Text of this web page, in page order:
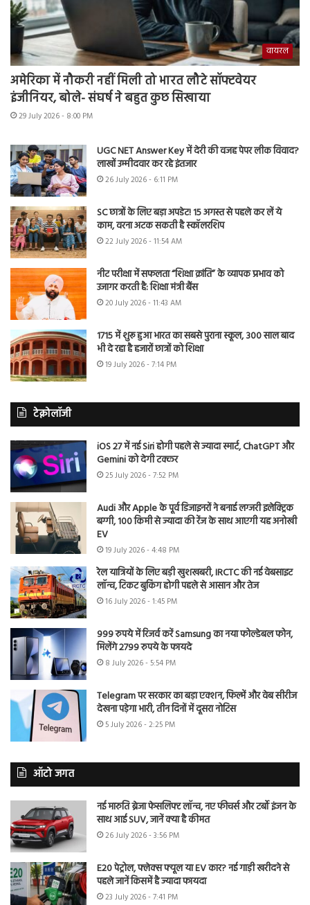
वायरल
अमेरिका में नौकरी नहीं मिली तो भारत लौटे सॉफ्टवेयर
इंजीनियर, बोले- संघर्ष ने बहुत कुछ सिखाया
29 July 2026 - 8:00 PM
UGC NET Answer Key में देरी की वजह पेपर लीक विवाद?
लाखों उम्मीदवार कर रहे इंतजार
26 July 2026 - 6:11 PM
SC छात्रों के लिए बड़ा अपडेट! 15 अगस्त से पहले कर लें ये
काम, वरना अटक सकती है स्कॉलरशिप
22 July 2026 - 11:54 AM
नीट परीक्षा में सफलता “शिक्षा क्रांति” के व्यापक प्रभाव को
उजागर करती है: शिक्षा मंत्री बैंस
20 July 2026 - 11:43 AM
1715 में शुरू हुआ भारत का सबसे पुराना स्कूल, 300 साल बाद
भी दे रहा है हजारों छात्रों को शिक्षा
19 July 2026 - 7:14 PM
टेक्नोलॉजी
iOS 27 में नई Siri होगी पहले से ज्यादा स्मार्ट, ChatGPT और
Gemini को देगी टक्कर
25 July 2026 - 7:52 PM
Audi और Apple के पूर्व डिजाइनरों ने बनाई लग्जरी इलेक्ट्रिक
बग्गी, 100 किमी से ज्यादा की रेंज के साथ आएगी यह अनोखी
EV
19 July 2026 - 4:48 PM
रेल यात्रियों के लिए बड़ी खुशखबरी, IRCTC की नई वेबसाइट
लॉन्च, टिकट बुकिंग होगी पहले से आसान और तेज
16 July 2026 - 1:45 PM
999 रुपये में रिजर्व करें Samsung का नया फोल्डेबल फोन,
मिलेंगे 2799 रुपये के फायदे
8 July 2026 - 5:54 PM
Telegram पर सरकार का बड़ा एक्शन, फिल्में और वेब सीरीज
देखना पड़ेगा भारी, तीन दिनों में दूसरा नोटिस
5 July 2026 - 2:25 PM
ऑटो जगत
नई मारुति ब्रेजा फेसलिफ्ट लॉन्च, नए फीचर्स और टर्बो इंजन के
साथ आई SUV, जानें क्या है कीमत
26 July 2026 - 3:56 PM
E20 पेट्रोल, फ्लेक्स फ्यूल या EV कार? नई गाड़ी खरीदने से
पहले जानें किसमें है ज्यादा फायदा
23 July 2026 - 7:41 PM